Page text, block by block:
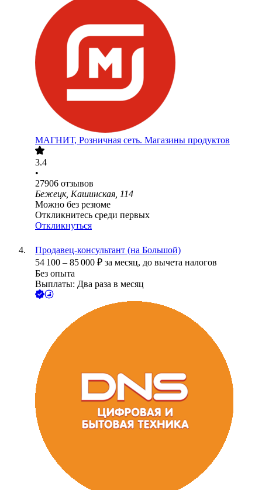
МАГНИТ, Розничная сеть. Магазины продуктов
3.4
•
27906 отзывов
Бежецк, Кашинская, 114
Можно без резюме
Откликнитесь среди первых
Откликнуться
Продавец-консультант (на Большой)
54 100 – 85 000 ₽ за месяц, до вычета налогов
Без опыта
Выплаты: Два раза в месяц